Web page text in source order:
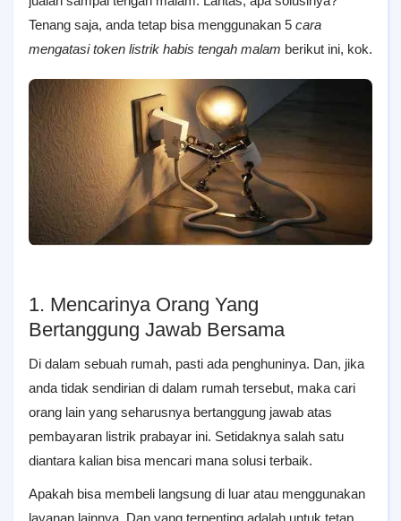
Tenang saja, anda tetap bisa menggunakan 5 cara
mengatasi token listrik habis tengah malam berikut ini, kok.
1. Mencarinya Orang Yang
Bertanggung Jawab Bersama
Di dalam sebuah rumah, pasti ada penghuninya. Dan, jika
anda tidak sendirian di dalam rumah tersebut, maka cari
orang lain yang seharusnya bertanggung jawab atas
pembayaran listrik prabayar ini. Setidaknya salah satu
diantara kalian bisa mencari mana solusi terbaik.
Apakah bisa membeli langsung di luar atau menggunakan
layanan lainnya. Dan yang terpenting adalah untuk tetap